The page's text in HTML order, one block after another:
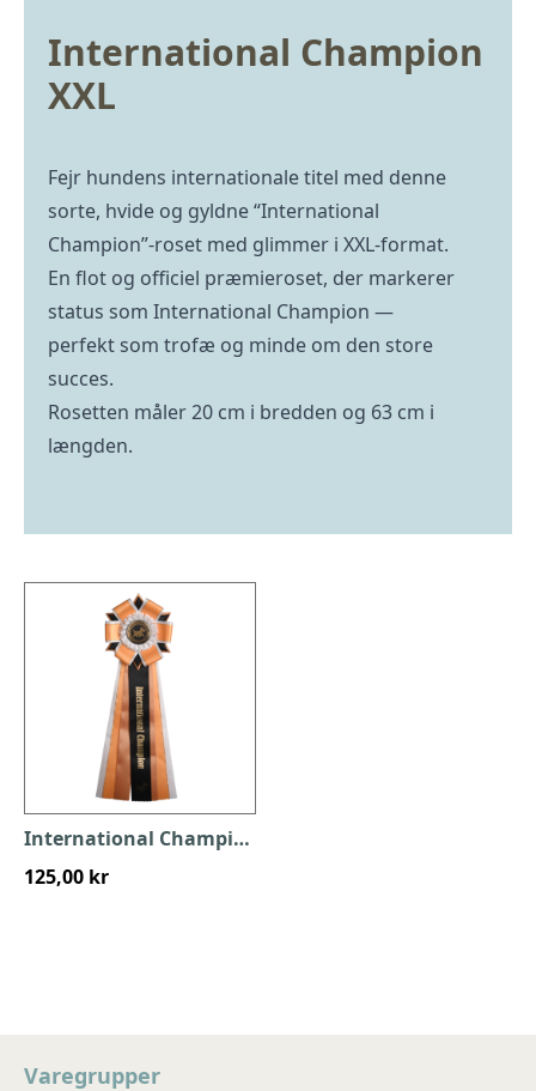
International Champion
XXL
Fejr hundens internationale titel med denne
sorte, hvide og gyldne “International
Champion”-roset med glimmer i XXL‑format.
En flot og officiel præmieroset, der markerer
status som International Champion —
perfekt som trofæ og minde om den store
succes.
Rosetten måler 20 cm i bredden og 63 cm i
længden.
International Champion
125,00 kr
Varegrupper